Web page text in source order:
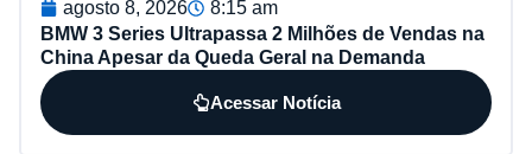
agosto 8, 2026
8:15 am
BMW 3 Series Ultrapassa 2 Milhões de Vendas na
China Apesar da Queda Geral na Demanda
Acessar Notícia